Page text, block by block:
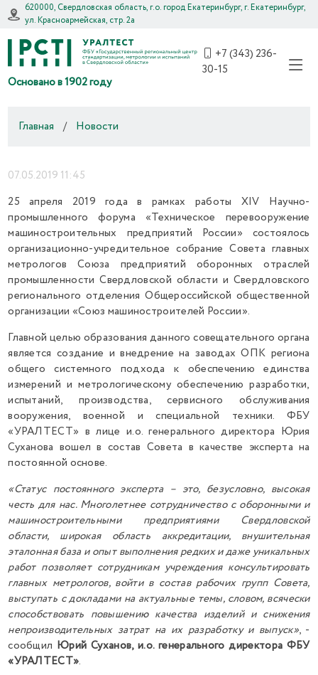
620000, Свердловская область, г.о. город Екатеринбург, г. Екатеринбург,
ул. Красноармейская, стр. 2а
Основано в 1902 году
+7 (343) 236-
30-15
Главная / Новости
07.05.2019 11:45
25 апреля 2019 года в рамках работы XIV Научно-
промышленного форума «Техническое перевооружение
машиностроительных предприятий России» состоялось
организационно-учредительное собрание Совета главных
метрологов Союза предприятий оборонных отраслей
промышленности Свердловской области и Свердловского
регионального отделения Общероссийской общественной
организации «Союз машиностроителей России».
Главной целью образования данного совещательного органа
является создание и внедрение на заводах ОПК региона
общего системного подхода к обеспечению единства
измерений и метрологическому обеспечению разработки,
испытаний, производства, сервисного обслуживания
вооружения, военной и специальной техники. ФБУ
«УРАЛТЕСТ» в лице и.о. генерального директора Юрия
Суханова вошел в состав Совета в качестве эксперта на
постоянной основе.
«Статус постоянного эксперта – это, безусловно, высокая
честь для нас. Многолетнее сотрудничество с оборонными и
машиностроительными предприятиями Свердловской
области, широкая область аккредитации, внушительная
эталонная база и опыт выполнения редких и даже уникальных
работ позволяет сотрудникам учреждения консультировать
главных метрологов, войти в состав рабочих групп Совета,
выступать с докладами на актуальные темы, словом, всячески
способствовать повышению качества изделий и снижения
непроизводительных затрат на их разработку и выпуск», -
сообщил Юрий Суханов, и.о. генерального директора ФБУ
«УРАЛТЕСТ».